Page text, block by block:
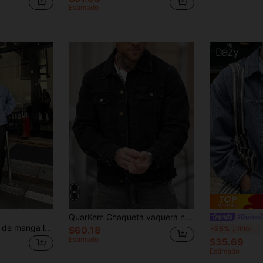
Estimado
Chaqueta vaquera de manga larga con estilo casual y de calle para hombres, chaqueta versátil de uso diario, otoño
QuarKem Chaqueta vaquera negra vintage lavada para hombre
$60.18
Estimado
-25%
$35.69
Estimado